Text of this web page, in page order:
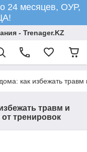
24 месяцев, ОУР,
- Trenager.KZ
как избежать
травм и
тренировок